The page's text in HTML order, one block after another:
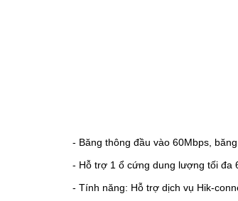
- Băng thông đầu vào 60Mbps,
- Hỗ trợ 1 ổ cứng dung lượng tối đa
- Tính năng: Hỗ trợ dịch vụ Hik-